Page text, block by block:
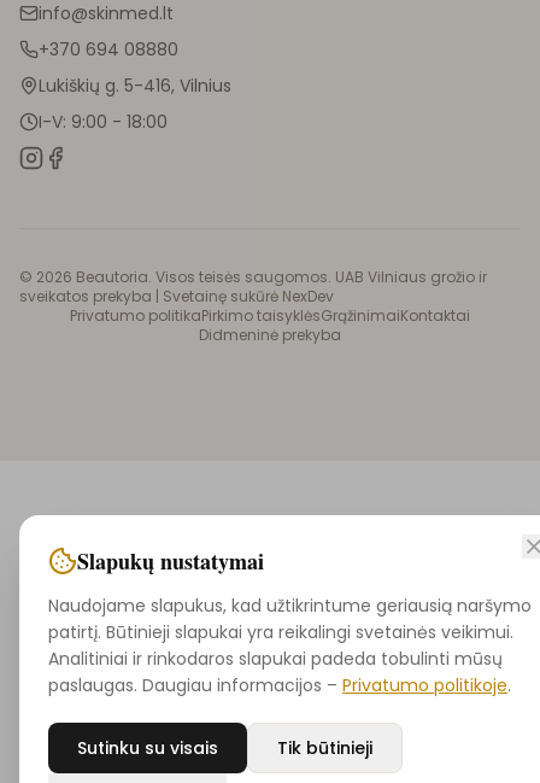
info@skinmed.lt
+370 694 08880
Lukiškių g. 5-416, Vilnius
I-V: 9:00 - 18:00
© 2026 Beautoria. Visos teisės saugomos. UAB Vilniaus grožio ir
sveikatos prekyba | Svetainę sukūrė NexDev
Privatumo politikaPirkimo taisyklėsGrąžinimaiKontaktai
Didmeninė prekyba
Slapukų nustatymai
Naudojame slapukus, kad užtikrintume geriausią naršymo
patirtį. Būtinieji slapukai yra reikalingi svetainės veikimui.
Analitiniai ir rinkodaros slapukai padeda tobulinti mūsų
paslaugas. Daugiau informacijos – Privatumo politikoje.
Sutinku su visais Tik būtinieji